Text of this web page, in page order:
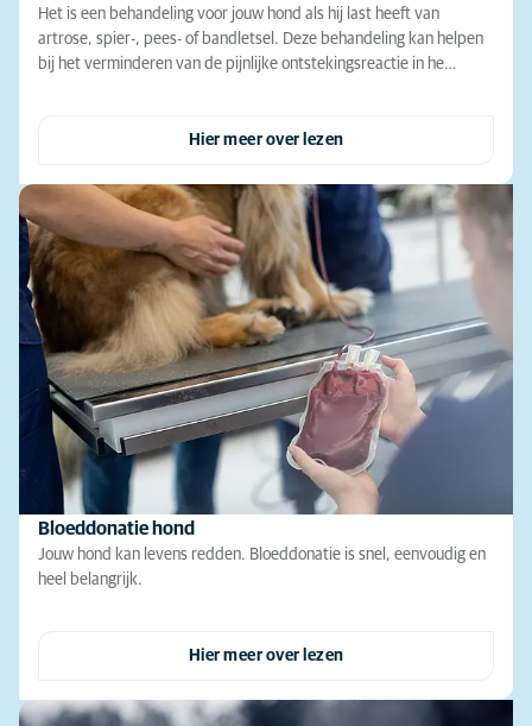
Het is een behandeling voor jouw hond als hij last heeft van
artrose, spier-, pees- of bandletsel. Deze behandeling kan helpen
bij het verminderen van de pijnlijke ontstekingsreactie in he…
Hier meer over lezen
Bloeddonatie hond
Jouw hond kan levens redden. Bloeddonatie is snel, eenvoudig en
heel belangrijk.
Hier meer over lezen